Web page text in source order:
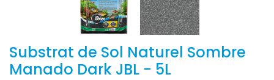
Substrat de Sol Naturel Sombre
Manado Dark JBL - 5L